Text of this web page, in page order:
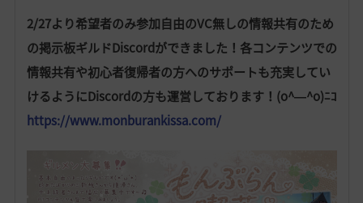
2/27より希望者のみ参加自由のVC無しの情報共有のため
の掲示板ギルドDiscordができました！各コンテンツでの
情報共有や初心者復帰者の方へのサポートも充実してい
けるようにDiscordの方も運営しております！(o^―^o)ﾆｺ
https://www.monburankissa.com/